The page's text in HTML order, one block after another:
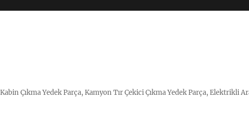
Çıkma Yedek Parça, Kamyon Tır Çekici Çıkma Yedek Parça, Elektrikli